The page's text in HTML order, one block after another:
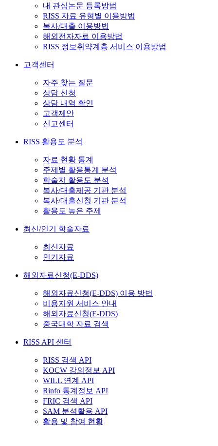
내 관심논문 등록방법
RISS 자료 유형별 이용방법
복사/대출 이용방법
해외전자자료 이용방법
RISS 정보취약계층 서비스 이용방법
고객센터
자주 찾는 질문
상담 신청
상담 내역 확인
고객제안
신고센터
RISS 활용도 분석
자료 현황 통계
주제별 활용통계 분석
학술지 활용도 분석
복사/대출제공 기관 분석
복사/대출신청 기관 분석
활용도 높은 주제
최신/인기 학술자료
최신자료
인기자료
해외자료신청(E-DDS)
해외자료신청(E-DDS) 이용 방법
비용지원 서비스 안내
해외자료신청(E-DDS)
중국대학 자료 검색
RISS API 센터
RISS 검색 API
KOCW 강의정보 API
WILL 연계 API
Rinfo 통계정보 API
FRIC 검색 API
SAM 분석활용 API
활용 및 참여 현황